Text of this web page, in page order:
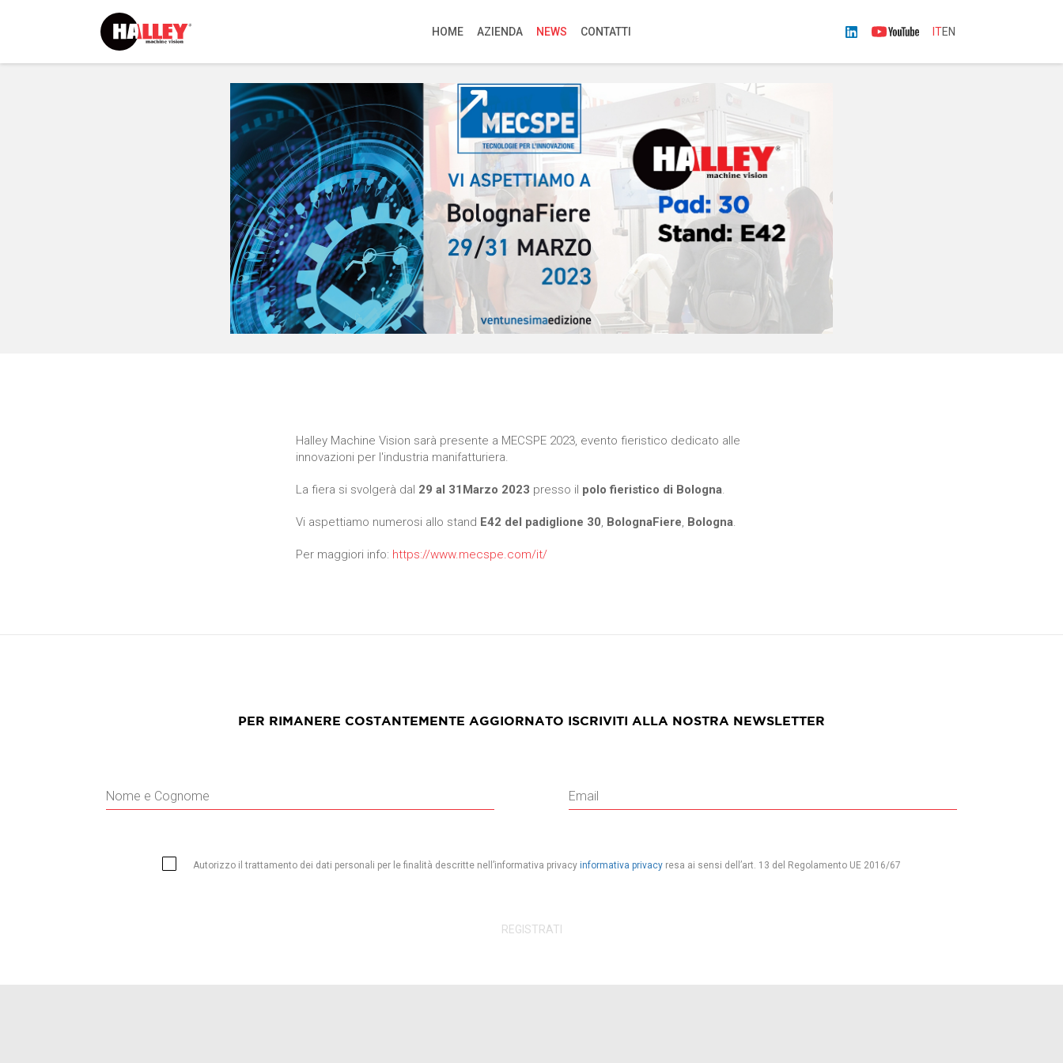
HOME AZIENDA NEWS CONTATTI ITEN
Halley Machine Vision sarà presente a MECSPE 2023, evento fieristico dedicato alle
innovazioni per l'industria manifatturiera.
La fiera si svolgerà dal 29 al 31Marzo 2023 presso il polo fieristico di Bologna.
Vi aspettiamo numerosi allo stand E42 del padiglione 30, BolognaFiere, Bologna.
Per maggiori info: https://www.mecspe.com/it/
PER RIMANERE COSTANTEMENTE AGGIORNATO ISCRIVITI ALLA NOSTRA NEWSLETTER
Autorizzo il trattamento dei dati personali per le finalità descritte nell’informativa privacy informativa privacy resa ai sensi dell’art. 13 del Regolamento UE 2016/67
REGISTRATI